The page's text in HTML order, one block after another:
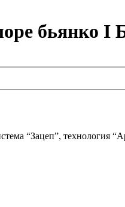
бьянко
“Зацеп”, технология